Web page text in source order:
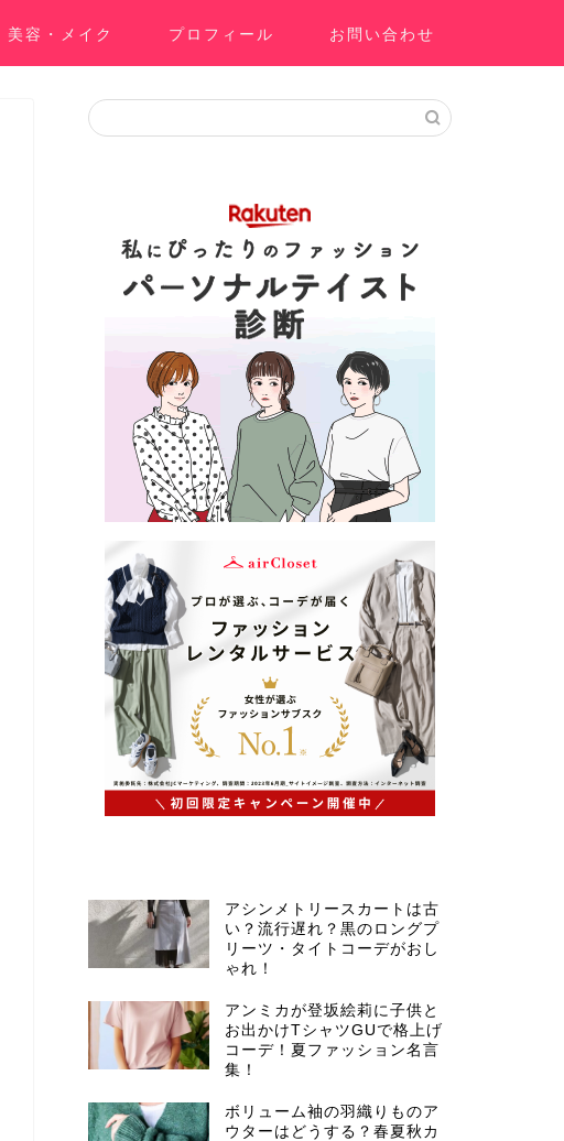
美容・メイク プロフィール お問い合わせ
アシンメトリースカートは古
い？流行遅れ？黒のロングプ
リーツ・タイトコーデがおし
ゃれ！
アンミカが登坂絵莉に子供と
お出かけTシャツGUで格上げ
コーデ！夏ファッション名言
集！
ボリューム袖の羽織りものア
ウターはどうする？春夏秋カ